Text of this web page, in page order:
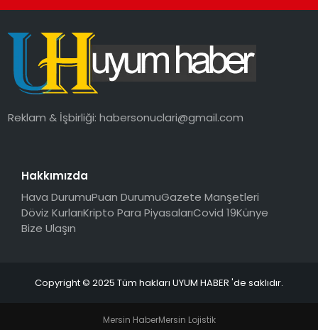
Reklam & İşbirliği:habersonuclari@gmail.com
Hakkımızda
Hava DurumuPuan DurumuGazete Manşetleri
Döviz KurlarıKripto Para PiyasalarıCovid 19Künye
Bize Ulaşın
Copyright © 2025 Tüm hakları UYUM HABER 'de saklıdır.
Mersin HaberMersin Lojistik